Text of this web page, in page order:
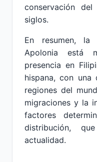
conservación
siglos.
En resumen, la
Apolonia está
presencia en
hispana, con una
regiones del
migraciones y la
factores
distribución,
actualidad.